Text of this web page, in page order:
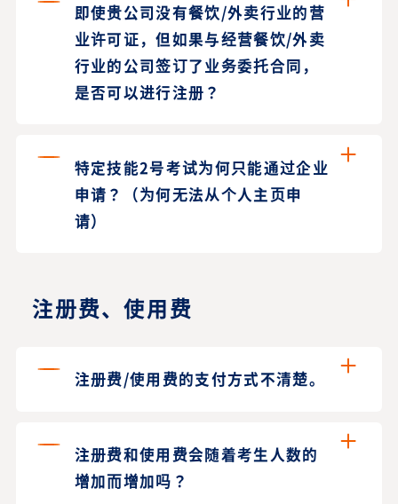
即使贵公司没有餐饮/外卖行业的营
业许可证，但如果与经营餐饮/外卖
行业的公司签订了业务委托合同，
是否可以进行注册？
特定技能2号考试为何只能通过企业
申请？（为何无法从个人主页申
请）
注册费、使用费
注册费/使用费的支付方式不清楚。
注册费和使用费会随着考生人数的
增加而增加吗？